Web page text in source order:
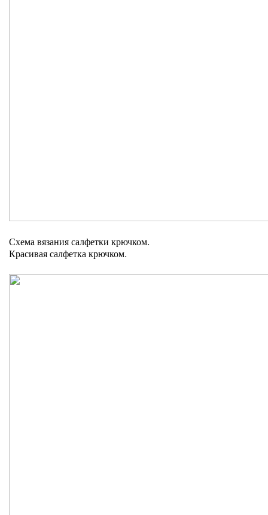
Схема вязания салфетки крючком.
Красивая салфетка крючком.